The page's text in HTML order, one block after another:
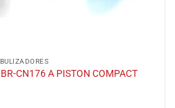
CN176 A PISTON COMPACT